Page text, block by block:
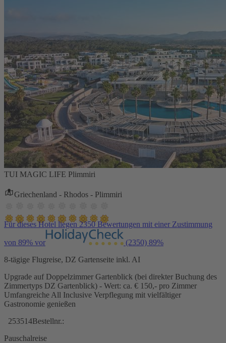
TUI MAGIC LIFE Plimmiri
Griechenland - Rhodos - Plimmiri
Für dieses Hotel liegen 2350 Bewertungen mit einer Zustimmung
von 89% vor (2350) 89%
8-tägige Flugreise, DZ Gartenseite inkl. AI
Upgrade auf Doppelzimmer Gartenblick (bei direkter Buchung des
Zimmertyps DZ Gartenblick) - Wert: ca. € 150,- pro Zimmer
Umfangreiche All Inclusive Verpflegung mit vielfältiger
Gastronomie genießen
253514Bestellnr.:
Pauschalreise